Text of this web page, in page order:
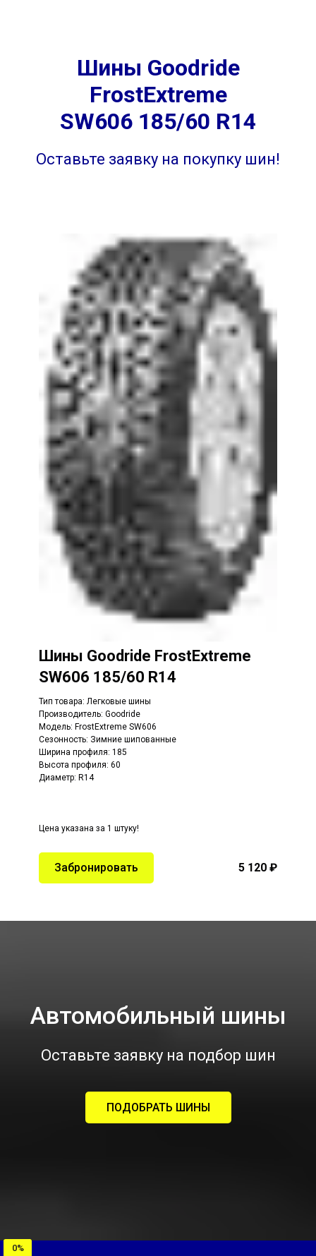
Шины Goodride
FrostExtreme
SW606 185/60 R14
Оставьте заявку на покупку шин!
Шины Goodride FrostExtreme
SW606 185/60 R14
Тип товара: Легковые шины
Производитель: Goodride
Модель: FrostExtreme SW606
Сезонность: Зимние шипованные
Ширина профиля: 185
Высота профиля: 60
Диаметр: R14
Цена указана за 1 штуку!
Забронировать 5 120 ₽
Автомобильный шины
Оставьте заявку на подбор шин
ПОДОБРАТЬ ШИНЫ